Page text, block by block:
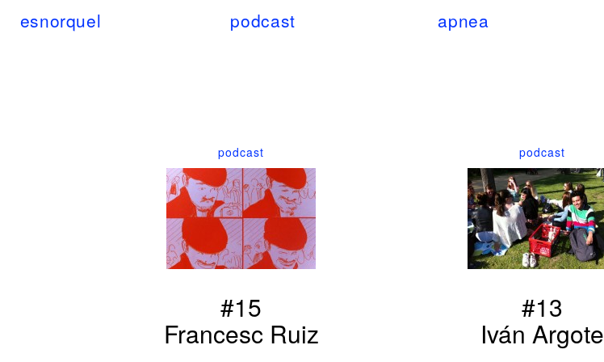
esnorquel podcast apnea
podcast
#15
Francesc Ruiz
podcast
#13
Iván Argote